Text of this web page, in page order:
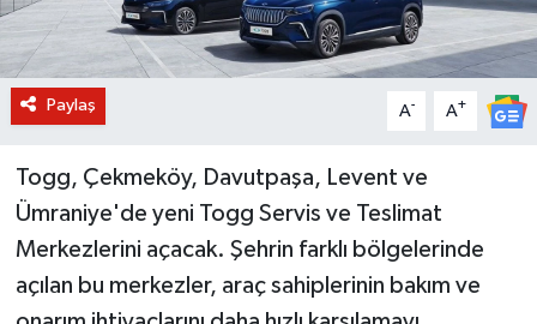
Paylaş A- A+
Togg, Çekmeköy, Davutpaşa, Levent ve
Ümraniye'de yeni Togg Servis ve Teslimat
Merkezlerini açacak. Şehrin farklı bölgelerinde
açılan bu merkezler, araç sahiplerinin bakım ve